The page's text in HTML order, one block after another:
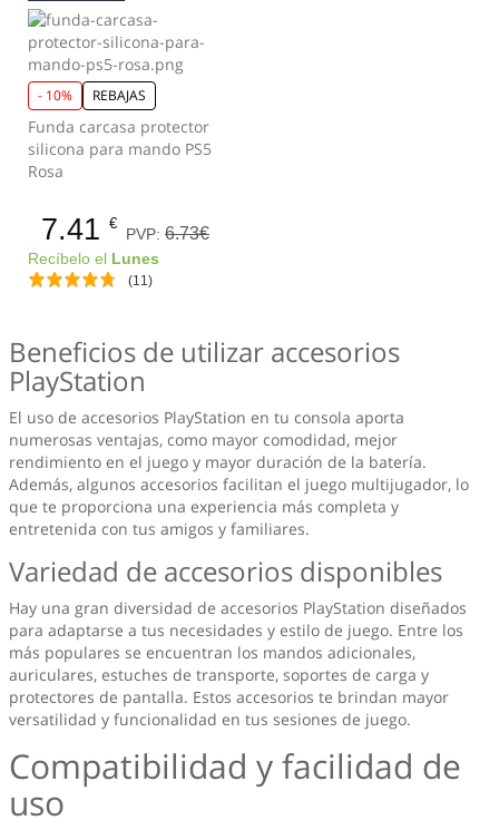
- 10% REBAJAS
Funda carcasa protector
silicona para mando PS5
Rosa
7.41 €
PVP: 6.73€
Recíbelo el Lunes
(11)
Beneficios de utilizar accesorios
PlayStation
El uso de accesorios PlayStation en tu consola aporta
numerosas ventajas, como mayor comodidad, mejor
rendimiento en el juego y mayor duración de la batería.
Además, algunos accesorios facilitan el juego multijugador, lo
que te proporciona una experiencia más completa y
entretenida con tus amigos y familiares.
Variedad de accesorios disponibles
Hay una gran diversidad de accesorios PlayStation diseñados
para adaptarse a tus necesidades y estilo de juego. Entre los
más populares se encuentran los mandos adicionales,
auriculares, estuches de transporte, soportes de carga y
protectores de pantalla. Estos accesorios te brindan mayor
versatilidad y funcionalidad en tus sesiones de juego.
Compatibilidad y facilidad de
uso